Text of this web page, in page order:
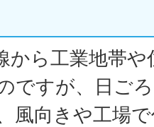
から工業地帯
ですが、日ご
風向きや工場